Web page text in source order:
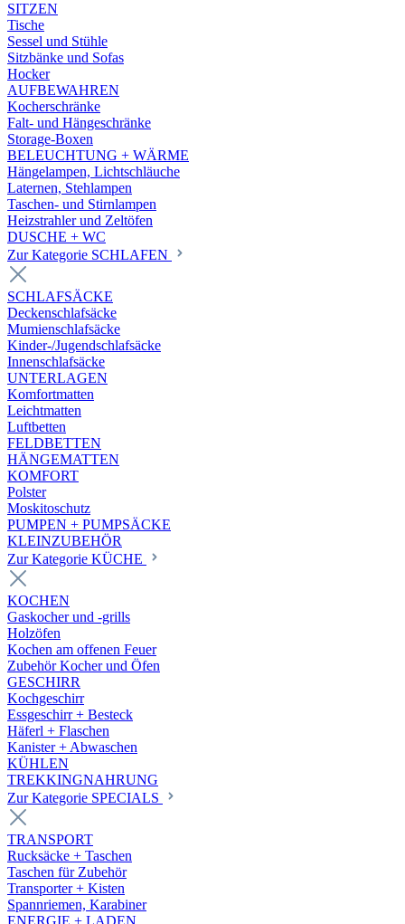
SITZEN
Tische
Sessel und Stühle
Sitzbänke und Sofas
Hocker
AUFBEWAHREN
Kocherschränke
Falt- und Hängeschränke
Storage-Boxen
BELEUCHTUNG + WÄRME
Hängelampen, Lichtschläuche
Laternen, Stehlampen
Taschen- und Stirnlampen
Heizstrahler und Zeltöfen
DUSCHE + WC
Zur Kategorie SCHLAFEN
SCHLAFSÄCKE
Deckenschlafsäcke
Mumienschlafsäcke
Kinder-/Jugendschlafsäcke
Innenschlafsäcke
UNTERLAGEN
Komfortmatten
Leichtmatten
Luftbetten
FELDBETTEN
HÄNGEMATTEN
KOMFORT
Polster
Moskitoschutz
PUMPEN + PUMPSÄCKE
KLEINZUBEHÖR
Zur Kategorie KÜCHE
KOCHEN
Gaskocher und -grills
Holzöfen
Kochen am offenen Feuer
Zubehör Kocher und Öfen
GESCHIRR
Kochgeschirr
Essgeschirr + Besteck
Häferl + Flaschen
Kanister + Abwaschen
KÜHLEN
TREKKINGNAHRUNG
Zur Kategorie SPECIALS
TRANSPORT
Rucksäcke + Taschen
Taschen für Zubehör
Transporter + Kisten
Spannriemen, Karabiner
ENERGIE + LADEN